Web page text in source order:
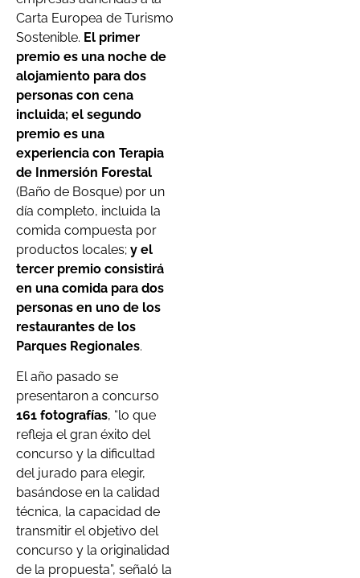
Carta Europea de Turismo
Sostenible. El primer
premio es una noche de
alojamiento para dos
personas con cena
incluida; el segundo
premio es una
experiencia con Terapia
de Inmersión Forestal
(Baño de Bosque) por un
día completo, incluida la
comida compuesta por
productos locales; y el
tercer premio consistirá
en una comida para dos
personas en uno de los
restaurantes de los
Parques Regionales.
El año pasado se
presentaron a concurso
161 fotografías, “lo que
refleja el gran éxito del
concurso y la dificultad
del jurado para elegir,
basándose en la calidad
técnica, la capacidad de
transmitir el objetivo del
concurso y la originalidad
de la propuesta”, señaló la